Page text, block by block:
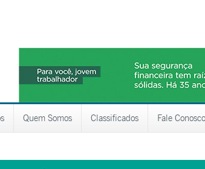
Quem Somos Classificados Fale Conosco